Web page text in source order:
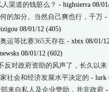
渠道的钱脏么？ - highsierra 08/
的加分。当然自己爽也行，千万 -
08/01/12 (405)
运等比赛365天存在 - xbtx 08/01/
08/01/12 (602)
反对政府资助的风声了，长久以来
社会和经济发展水平决定的 - lurk
来自私人及企业赞助，并非政府 -